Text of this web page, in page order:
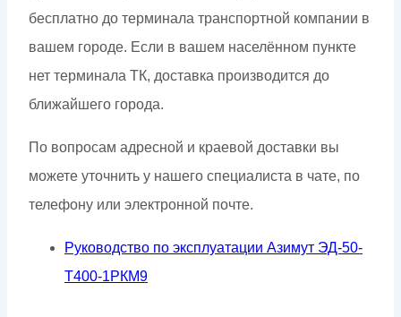
бесплатно до терминала транспортной компании в
вашем городе. Если в вашем населённом пункте
нет терминала ТК, доставка производится до
ближайшего города.
По вопросам адресной и краевой доставки вы
можете уточнить у нашего специалиста в чате, по
телефону или электронной почте.
Руководство по эксплуатации Азимут ЭД-50-
Т400-1РКМ9